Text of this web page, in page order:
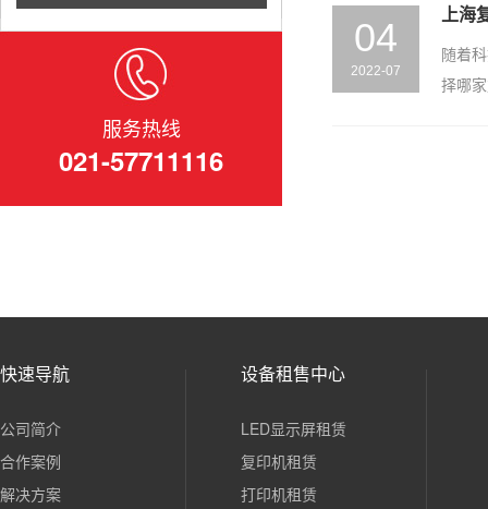
服务热线
021-57711116
04
2022-07
上海
随着
择哪
快速导航
公司简介
合作案例
解决方案
设备租售中心
LED显示屏租赁
复印机租赁
打印机租赁